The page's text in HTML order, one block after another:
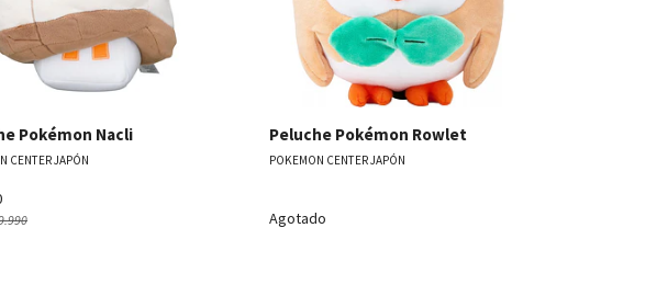
Pokémon Nacli
CENTER JAPÓN
Peluche Pokémon Rowlet
POKEMON CENTER JAPÓN
Agotado